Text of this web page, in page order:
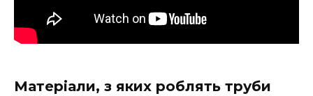
Матеріали, з яких роблять труби